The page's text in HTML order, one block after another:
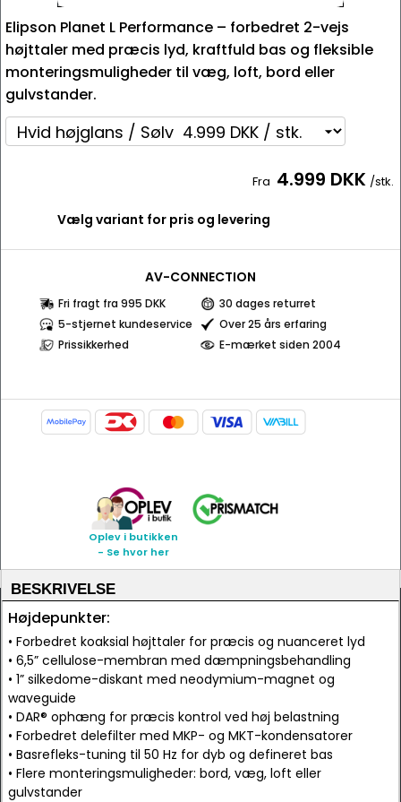
Elipson Planet L Performance – forbedret 2-vejs
højttaler med præcis lyd, kraftfuld bas og fleksible
monteringsmuligheder til væg, loft, bord eller
gulvstander.
Fra 4.999 DKK /stk.
Vælg variant for pris og levering
AV-CONNECTION
Fri fragt fra 995 DKK
30 dages returret
5-stjernet kundeservice
Over 25 års erfaring
Prissikkerhed
E-mærket siden 2004
Oplev i butikken
- Se hvor her
BESKRIVELSE
Højdepunkter:
• Forbedret koaksial højttaler for præcis og nuanceret lyd
• 6,5” cellulose-membran med dæmpningsbehandling
• 1” silkedome-diskant med neodymium-magnet og
waveguide
• DAR® ophæng for præcis kontrol ved høj belastning
• Forbedret delefilter med MKP- og MKT-kondensatorer
• Basrefleks-tuning til 50 Hz for dyb og defineret bas
• Flere monteringsmuligheder: bord, væg, loft eller
gulvstander